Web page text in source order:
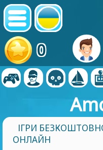
0
ІГРИ
ОНЛАЙН